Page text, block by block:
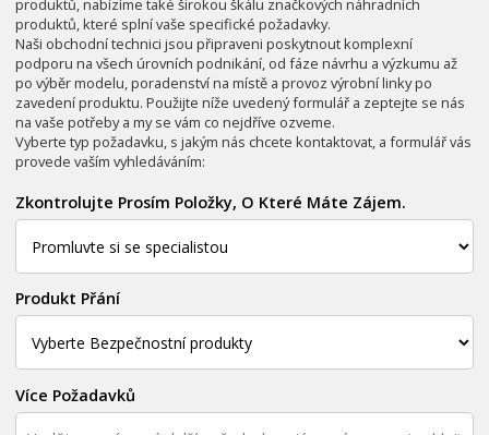
produktů, nabízíme také širokou škálu značkových náhradních
produktů, které splní vaše specifické požadavky.
Naši obchodní technici jsou připraveni poskytnout komplexní
podporu na všech úrovních podnikání, od fáze návrhu a výzkumu až
po výběr modelu, poradenství na místě a provoz výrobní linky po
zavedení produktu. Použijte níže uvedený formulář a zeptejte se nás
na vaše potřeby a my se vám co nejdříve ozveme.
Vyberte typ požadavku, s jakým nás chcete kontaktovat, a formulář vás
provede vaším vyhledáváním:
Zkontrolujte Prosím Položky, O Které Máte Zájem.
Produkt Přání
Více Požadavků